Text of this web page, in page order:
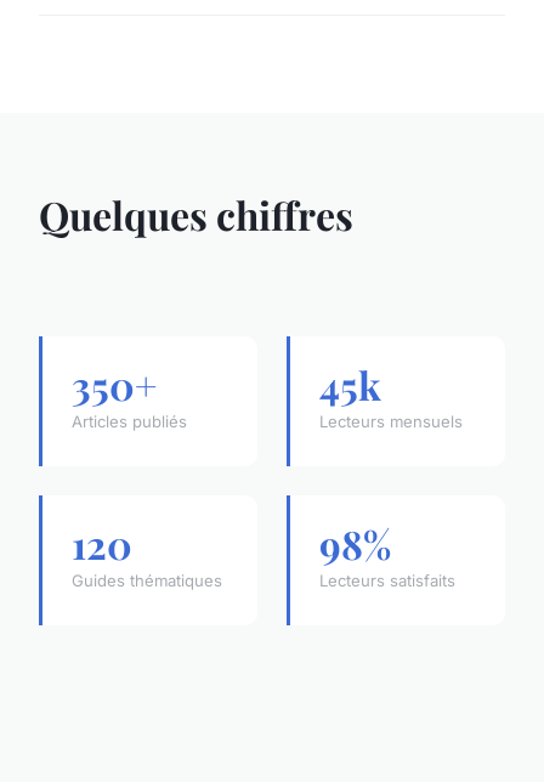
Quelques chiffres
350+
Articles publiés
45k
Lecteurs mensuels
120
Guides thématiques
98%
Lecteurs satisfaits